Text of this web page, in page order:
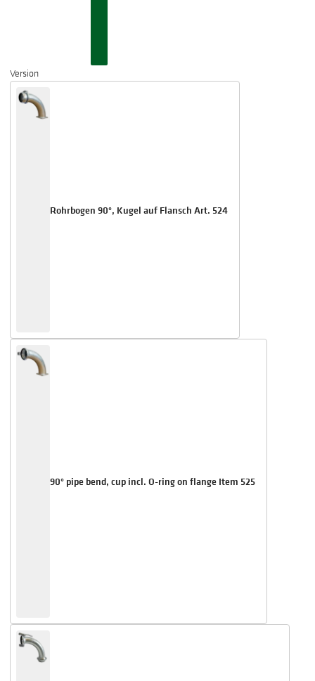
Version
Rohrbogen 90°, Kugel auf Flansch Art. 524
90° pipe bend, cup incl. O-ring on flange Item 525